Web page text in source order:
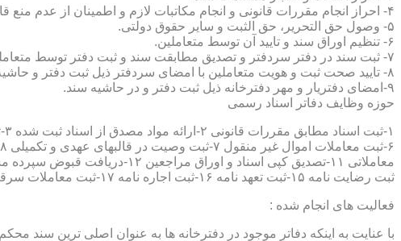
۴- احراز انجام مقررات قانونی و انجام مکاتبات لازم و اطمینان از عدم منع قانونی تنظیم سند.
۵- وصول حق التحریر، حق الثبت و سایر حقوق دولتی.
۶- تنظیم اوراق سند و تایید آن توسط متعاملین.
۷- ثبت سند در دفتر سردفتر و تصدیق مطابقت سند و ثبت دفتر توسط متعاملین.
۸- تایید صحت ثبت و هویت متعاملین با امضای سردفتر ذیل ثبت دفتر و حاشیه سند.
۹-امضای دفتریار و مهر دفترخانه ذیل ثبت دفتر و در حاشیه سند.
حوزه وظایف دفاتر اسناد رسمی
ثبت رضایت نامه ۱۵-ثبت تعهد نامه ۱۶-ثبت اجاره نامه ۱۷-ثبت معاملات سرقفلی ۱۸-ثبت وقف نامه و اسناد موقوفه ۱۹-ثبت اسناد ضمانت نامه ۲۰-صدور اجرائیه ۲۱-ثبت نکاح ۲۲-ثبت طلاق
فعالیت های انجام شده :
با عنایت به اینکه دفاتر موجود در دفترخانه ها به عنوان اصلی ترین سند